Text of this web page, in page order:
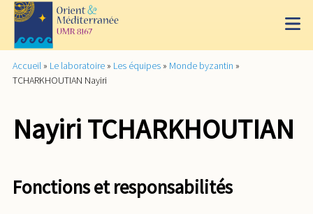
Accueil » Le laboratoire » Les équipes » Monde byzantin »
TCHARKHOUTIAN Nayiri
Nayiri TCHARKHOUTIAN
Fonctions et responsabilités